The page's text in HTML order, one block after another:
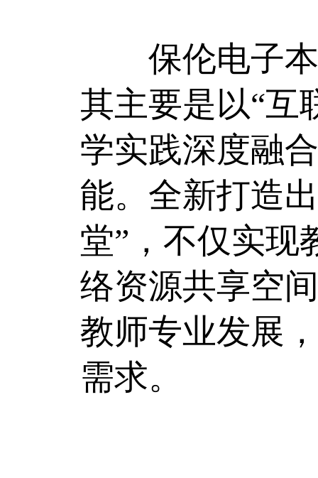
保伦电子本
其主要是以“互
学实践深度融
能。全新打造
堂”，不仅实现
络资源共享空
教师专业发展
需求。